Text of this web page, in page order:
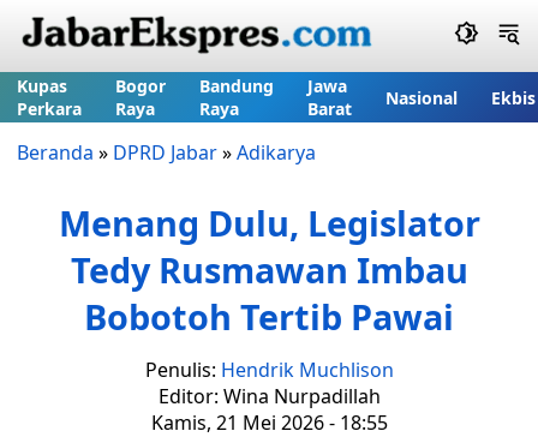
Kupas
Perkara
Bogor
Raya
Bandung
Raya
Jawa
Barat
Nasional Ekbis
Beranda » DPRD Jabar»Adikarya
Menang Dulu, Legislator
Tedy Rusmawan Imbau
Bobotoh Tertib Pawai
Penulis: Hendrik Muchlison
Editor: Wina Nurpadillah
Kamis, 21 Mei 2026 - 18:55